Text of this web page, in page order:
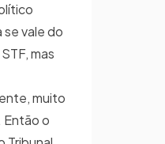
vale do
mas
muito
Então o